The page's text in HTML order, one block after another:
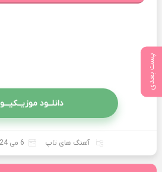
پست بعدی
دانلــود موزیــکیـــو
آهنگ های تاپ 6 می 2024